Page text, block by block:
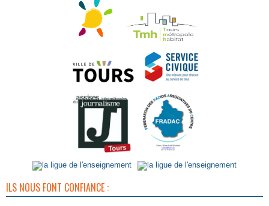
ILS NOUS FONT CONFIANCE :